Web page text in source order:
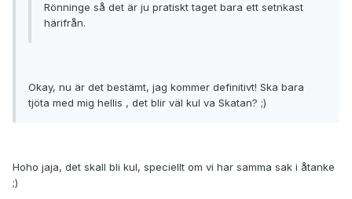
Rönninge så det är ju pratiskt taget bara ett setnkast
härifrån.
Okay, nu är det bestämt, jag kommer definitivt! Ska bara
tjöta med mig hellis , det blir väl kul va Skatan? ;)
Hoho jaja, det skall bli kul, speciellt om vi har samma sak i åtanke
;)